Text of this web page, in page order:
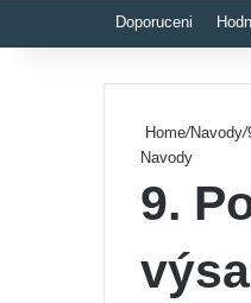
Doporuceni
Home/Navody/
Navody
9.